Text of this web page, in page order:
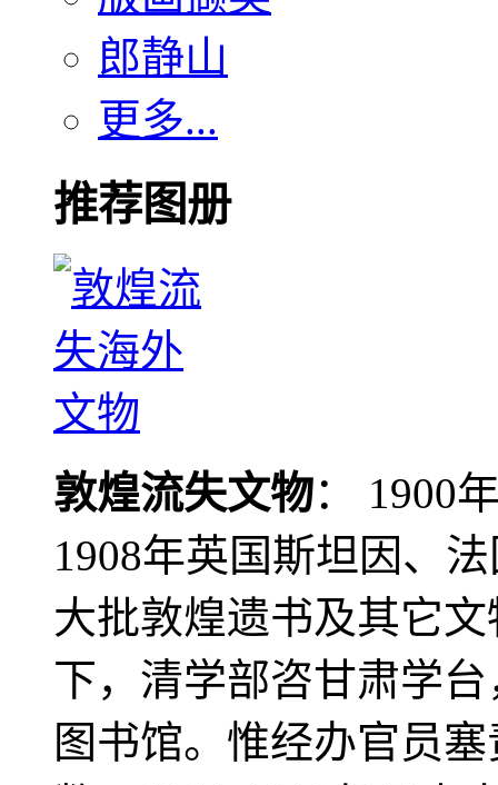
郎静山
更多...
推荐图册
敦煌流失文物： 1900
1908年英国斯坦因、
大批敦煌遗书及其它
下，清学部咨甘肃学
图书馆。惟经办官员